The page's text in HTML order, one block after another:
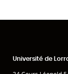
Université de